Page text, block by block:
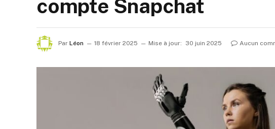
compte Snapchat
Par Léon 18 février 2025 Mise à jour: 30 juin 2025 Aucun